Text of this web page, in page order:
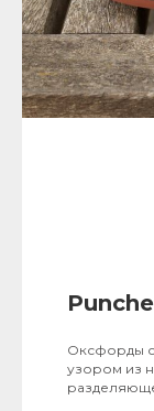
Оксфорды
узором из